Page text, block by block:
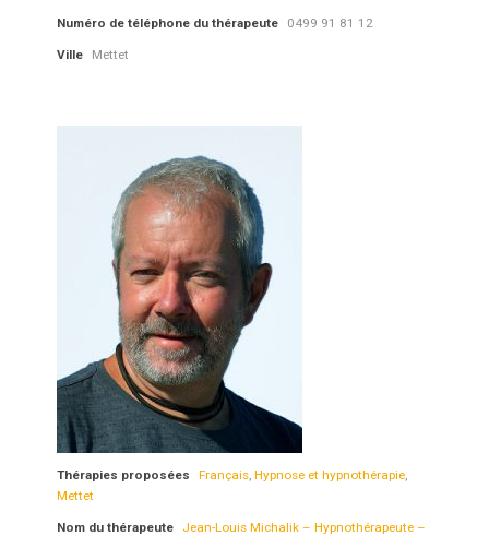
Numéro de téléphone du thérapeute 0499 91 81 12
Ville Mettet
Nom du thérapeute
Jean-Louis Michalik – Hypnothérapeute –
Thérapies proposées Français, Hypnose et hypnothérapie,
Mettet